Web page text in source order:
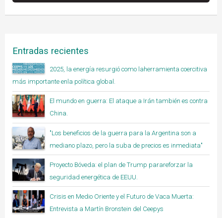
Entradas recientes
2025, la energía resurgió como laherramienta coercitiva
más importante enla política global.
El mundo en guerra: El ataque a Irán también es contra
China.
"Los beneficios de la guerra para la Argentina son a
mediano plazo, pero la suba de precios es inmediata"
Proyecto Bóveda: el plan de Trump parareforzar la
seguridad energética de EEUU.
Crisis en Medio Oriente y el Futuro de Vaca Muerta:
Entrevista a Martín Bronstein del Ceepys